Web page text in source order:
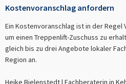
Kostenvoranschlag anfordern
Ein Kostenvoranschlag ist in der Regel
um einen Treppenlift-Zuschuss zu
gleich bis zu drei Angebote lokaler
Region an.
Heike Bielenstedt | Fachberaterin in